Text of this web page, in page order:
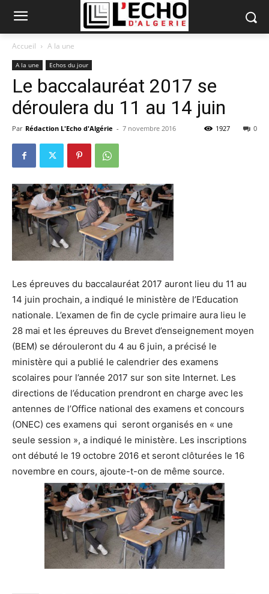
Accueil A la une
A la une Echos du jour
Le baccalauréat 2017 se
déroulera du 11 au 14 juin
Par Rédaction L'Echo d'Algérie - 7 novembre 2016 0
1927
Les épreuves du baccalauréat 2017 auront lieu du 11 au
14 juin prochain, a indiqué le ministère de l’Education
nationale. L’examen de fin de cycle primaire aura lieu le
28 mai et les épreuves du Brevet d’enseignement moyen
(BEM) se dérouleront du 4 au 6 juin, a précisé le
ministère qui a publié le calendrier des examens
scolaires pour l’année 2017 sur son site Internet. Les
directions de l’éducation prendront en charge avec les
antennes de l’Office national des examens et concours
(ONEC) ces examens qui seront organisés en « une
seule session », a indiqué le ministère. Les inscriptions
ont débuté le 19 octobre 2016 et seront clôturées le 16
novembre en cours, ajoute-t-on de même source.